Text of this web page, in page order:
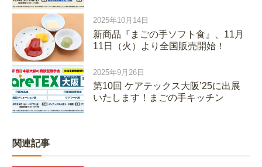
2025年10月14日
新商品『まごの手ソフト食』、11月
11日（火）より全国販売開始！
2025年9月26日
第10回 ケアテックス大阪’25に出展
いたします！まごの手キッチン
関連記事